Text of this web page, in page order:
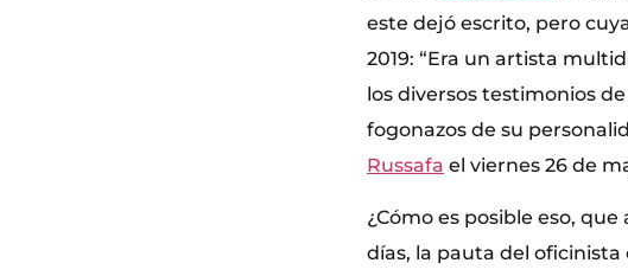
este dejó escrito, pero
2019: “Era un artista
los diversos testimonios
fogonazos de su
Russafa el viernes 26 de
¿Cómo es posible eso,
días, la pauta del